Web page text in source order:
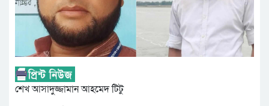
শেখ আসাদুজ্জামান আহমেদ টিটু